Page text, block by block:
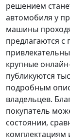
решением
автомобиля у
машины
предлагаются
крупные
публикуются
подробным
владельцев.
покупатель
состоянии,
комплектациям